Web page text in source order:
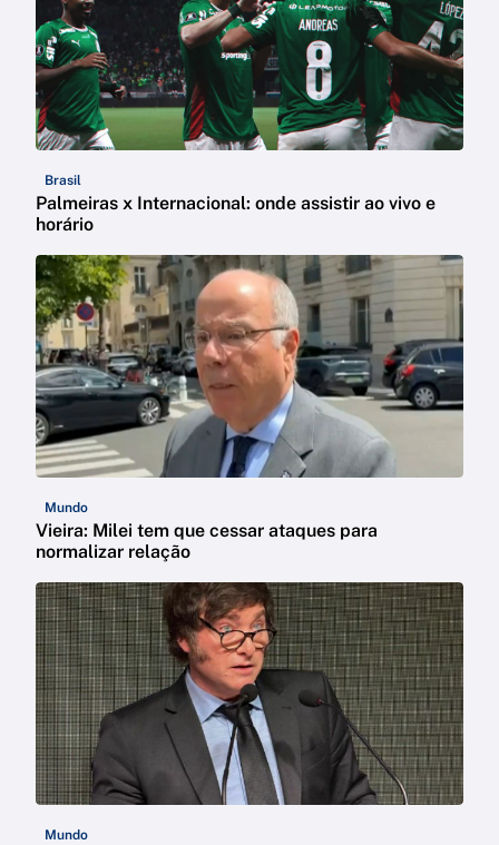
Brasil
Palmeiras x Internacional: onde assistir ao vivo e
horário
Mundo
Vieira: Milei tem que cessar ataques para
normalizar relação
Mundo